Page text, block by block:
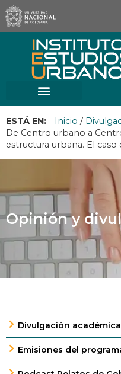
ESTÁ EN: Inicio /
De Centro urbano a
estructura urbana. El caso
Opinión y
Divulgación académica
Emisiones del